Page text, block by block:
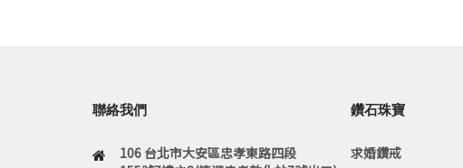
聯絡我們
106 台北市大安區忠孝東路四段
鑽石珠寶
求婚鑽戒